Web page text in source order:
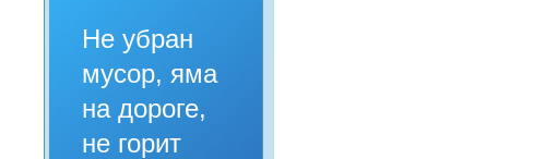
Не убран
мусор, яма
на дороге,
не горит